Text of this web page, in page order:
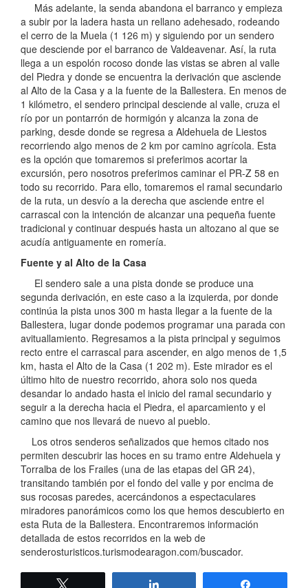
Más adelante, la senda abandona el barranco y empieza
a subir por la ladera hasta un rellano adehesado, rodeando
el cerro de la Muela (1 126 m) y siguiendo por un sendero
que desciende por el barranco de Valdeavenar. Así, la ruta
llega a un espolón rocoso donde las vistas se abren al valle
del Piedra y donde se encuentra la derivación que asciende
al Alto de la Casa y a la fuente de la Ballestera. En menos de
1 kilómetro, el sendero principal desciende al valle, cruza el
río por un pontarrón de hormigón y alcanza la zona de
parking, desde donde se regresa a Aldehuela de Liestos
recorriendo algo menos de 2 km por camino agrícola. Esta
es la opción que tomaremos si preferimos acortar la
excursión, pero nosotros preferimos caminar el PR-Z 58 en
todo su recorrido. Para ello, tomaremos el ramal secundario
de la ruta, un desvío a la derecha que asciende entre el
carrascal con la intención de alcanzar una pequeña fuente
tradicional y continuar después hasta un altozano al que se
acudía antiguamente en romería.
Fuente y al Alto de la Casa
El sendero sale a una pista donde se produce una
segunda derivación, en este caso a la izquierda, por donde
continúa la pista unos 300 m hasta llegar a la fuente de la
Ballestera, lugar donde podemos programar una parada con
avituallamiento. Regresamos a la pista principal y seguimos
recto entre el carrascal para ascender, en algo menos de 1,5
km, hasta el Alto de la Casa (1 202 m). Este mirador es el
último hito de nuestro recorrido, ahora solo nos queda
desandar lo andado hasta el inicio del ramal secundario y
seguir a la derecha hacia el Piedra, el aparcamiento y el
camino que nos llevará de nuevo al pueblo.
Los otros senderos señalizados que hemos citado nos
permiten descubrir las hoces en su tramo entre Aldehuela y
Torralba de los Frailes (una de las etapas del GR 24),
transitando también por el fondo del valle y por encima de
sus rocosas paredes, acercándonos a espectaculares
miradores panorámicos como los que hemos descubierto en
esta Ruta de la Ballestera. Encontraremos información
detallada de estos recorridos en la web de
senderosturisticos.turismodearagon.com/buscador.